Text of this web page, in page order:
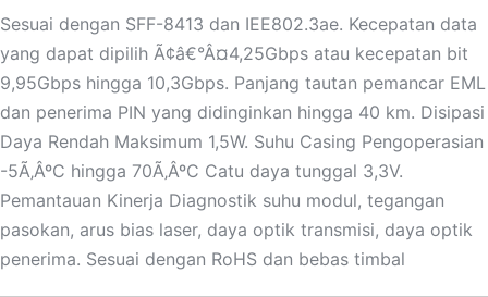
Sesuai dengan SFF-8413 dan IEE802.3ae. Kecepatan data
yang dapat dipilih Ã¢â€°Â¤4,25Gbps atau kecepatan bit
9,95Gbps hingga 10,3Gbps. Panjang tautan pemancar EML
dan penerima PIN yang didinginkan hingga 40 km. Disipasi
Daya Rendah Maksimum 1,5W. Suhu Casing Pengoperasian
-5Ã‚ÂºC hingga 70Ã‚ÂºC Catu daya tunggal 3,3V.
Pemantauan Kinerja Diagnostik suhu modul, tegangan
pasokan, arus bias laser, daya optik transmisi, daya optik
penerima. Sesuai dengan RoHS dan bebas timbal